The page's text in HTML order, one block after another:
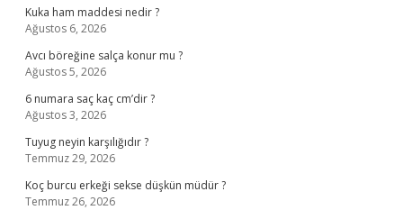
Kuka ham maddesi nedir ?
Ağustos 6, 2026
Avcı böreğine salça konur mu ?
Ağustos 5, 2026
6 numara saç kaç cm’dir ?
Ağustos 3, 2026
Tuyug neyin karşılığıdır ?
Temmuz 29, 2026
Koç burcu erkeği sekse düşkün müdür ?
Temmuz 26, 2026